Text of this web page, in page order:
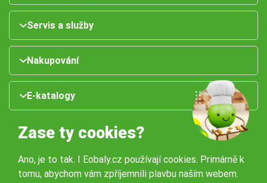
Servis a služby
Nakupování
E-katalogy
Zase ty cookies?
Ano, je to tak. I Eobaly.cz používají cookies. Primárně k
tomu, abychom vám zpříjemnili plavbu naším webem.